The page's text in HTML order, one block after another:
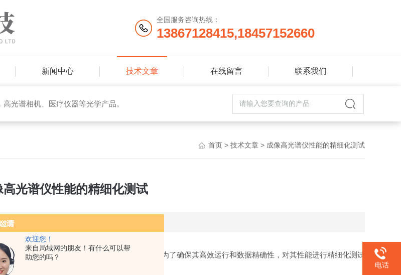
欢迎您！
来自局域网的朋友！有什么可以帮
助您的吗？
全国服务咨询热线：
13867128415,18457152660
新闻中心 技术文章 在线留言 联系我们
光谱相机、医疗仪器等光学产品。
首页 > 技术文章 > 成像高光谱仪性能的精细化测试
高光谱仪性能的精细化测试
更新时间：2025-04-11 点击次数：717
遥感、环境监测、农业、医学等多个领域。为了确保其高效运行和数据精确性，对其性能进行精细化测试
电话